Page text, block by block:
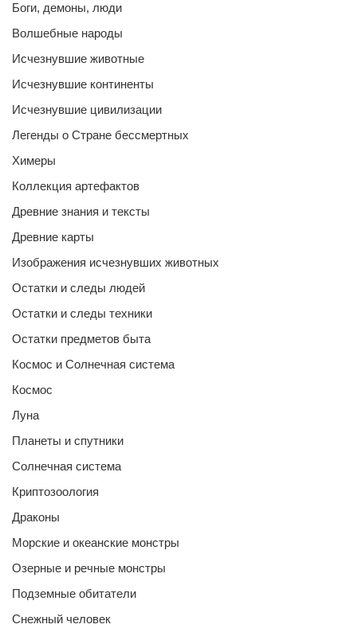
Боги, демоны, люди
Волшебные народы
Исчезнувшие животные
Исчезнувшие континенты
Исчезнувшие цивилизации
Легенды о Стране бессмертных
Химеры
Коллекция артефактов
Древние знания и тексты
Древние карты
Изображения исчезнувших животных
Остатки и следы людей
Остатки и следы техники
Остатки предметов быта
Космос и Солнечная система
Космос
Луна
Планеты и спутники
Солнечная система
Криптозоология
Драконы
Морские и океанские монстры
Озерные и речные монстры
Подземные обитатели
Снежный человек